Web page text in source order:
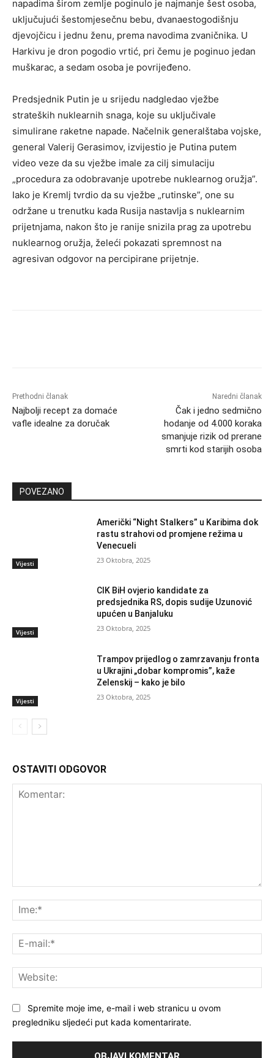
napadima širom zemlje poginulo je najmanje šest osoba,
uključujući šestomjesečnu bebu, dvanaestogodišnju
djevojčicu i jednu ženu, prema navodima zvaničnika. U
Harkivu je dron pogodio vrtić, pri čemu je poginuo jedan
muškarac, a sedam osoba je povrijeđeno.
Predsjednik Putin je u srijedu nadgledao vježbe
strateških nuklearnih snaga, koje su uključivale
simulirane raketne napade. Načelnik generalštaba vojske,
general Valerij Gerasimov, izvijestio je Putina putem
video veze da su vježbe imale za cilj simulaciju
„procedura za odobravanje upotrebe nuklearnog oružja”.
Iako je Kremlj tvrdio da su vježbe „rutinske”, one su
održane u trenutku kada Rusija nastavlja s nuklearnim
prijetnjama, nakon što je ranije snizila prag za upotrebu
nuklearnog oružja, želeći pokazati spremnost na
agresivan odgovor na percipirane prijetnje.
Prethodni članak
Najbolji recept za domaće
vafle idealne za doručak
Naredni članak
Čak i jedno sedmično
hodanje od 4.000 koraka
smanjuje rizik od prerane
smrti kod starijih osoba
POVEZANO
Vijesti
Američki “Night Stalkers” u Karibima dok
rastu strahovi od promjene režima u
Venecueli
23 Oktobra, 2025
Vijesti
CIK BiH ovjerio kandidate za
predsjednika RS, dopis sudije Uzunović
upućen u Banjaluku
23 Oktobra, 2025
Vijesti
Trampov prijedlog o zamrzavanju fronta
u Ukrajini „dobar kompromis”, kaže
Zelenskij – kako je bilo
23 Oktobra, 2025
OSTAVITI ODGOVOR
Spremite moje ime, e-mail i web stranicu u ovom
pregledniku sljedeći put kada komentarirate.